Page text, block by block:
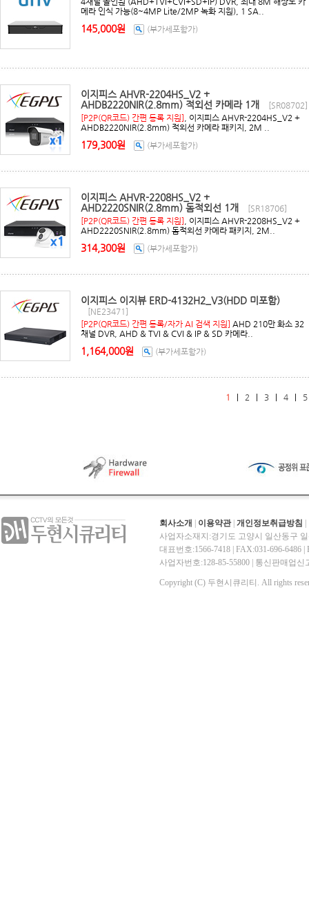
메라 인식 가능(8~4MP Lite/2MP 녹화 지원), 1 SA..
145,000원 (부가세포함가)
이지피스 AHVR-2204HS_V2 +
AHDB2220NIR(2.8mm) 적외선 카메라 1개
[SR08702]
[P2P(QR코드) 간편 등록 지원] , 이지피스 AHVR-2204HS_V2 +
AHDB2220NIR(2.8mm) 적외선 카메라 패키지, 2M ..
179,300원 (부가세포함가)
이지피스 AHVR-2208HS_V2 +
AHD2220SNIR(2.8mm) 돔적외선 1개
[SR18706]
[P2P(QR코드) 간편 등록 지원] , 이지피스 AHVR-2208HS_V2 +
AHD2220SNIR(2.8mm) 돔적외선 카메라 패키지, 2M..
314,300원 (부가세포함가)
이지피스 이지뷰 ERD-4132H2_V3(HDD 미포함)
[NE23471]
[P2P(QR코드) 간편 등록/자가 AI 검색 지원] AHD 210만 화소 32
채널 DVR, AHD & TVI & CVI & IP & SD 카메라..
1,164,000원 (부가세포함가)
1 | 2 | 3 | 4 | 5
회사소개 이용약관| 개인정보취급방침
사업자소재지:경기도 고양시 일산동구
대표번호:1566-7418 | FAX:031-696-6486 |
사업자번호:128-85-55800 | 통신판매업
Copyright (C) 두현시큐리티. All rights